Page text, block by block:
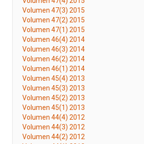
Volumen 47(3) 2015
Volumen 47(2) 2015
Volumen 47(1) 2015
Volumen 46(4) 2014
Volumen 46(3) 2014
Volumen 46(2) 2014
Volumen 46(1) 2014
Volumen 45(4) 2013
Volumen 45(3) 2013
Volumen 45(2) 2013
Volumen 45(1) 2013
Volumen 44(4) 2012
Volumen 44(3) 2012
Volumen 44(2) 2012